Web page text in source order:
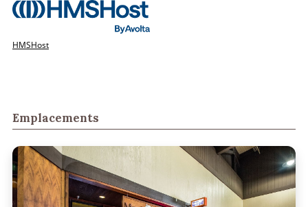
HMSHost
Emplacements